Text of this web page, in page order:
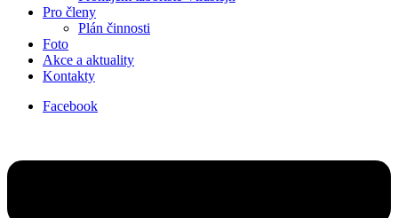
Pro členy
Plán činnosti
Foto
Akce a aktuality
Kontakty
Facebook